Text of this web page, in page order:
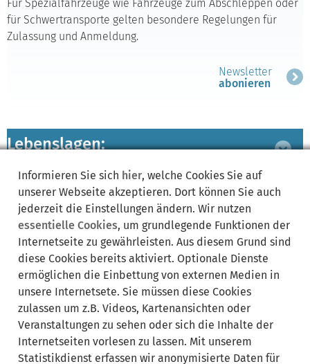
Für Spezialfahrzeuge wie Fahrzeuge zum Abschleppen oder
für Schwertransporte gelten besondere Regelungen für
Zulassung und Anmeldung.
Newsletter
abonieren
ausklappen
Lebenslagen:
Bereich
ausklappen
zugeordnete
Leistungen
Synonyme:
FahrradFernverkehrMobilitätÖPNVöffentlicher Nahverkehr
Informieren Sie sich hier, welche Cookies Sie auf
unserer Webseite akzeptieren. Dort können Sie auch
jederzeit die Einstellungen ändern. Wir nutzen
essentielle Cookies, um grundlegende Funktionen der
Internetseite zu gewährleisten. Aus diesem Grund sind
diese Cookies bereits aktiviert. Optionale Dienste
ermöglichen die Einbettung von externen Medien in
unsere Internetsete. Sie müssen diese Cookies
zulassen um z.B. Videos, Kartenansichten oder
Veranstaltungen zu sehen oder sich die Inhalte der
Internetseiten vorlesen zu lassen. Mit unserem
Statistikdienst erfassen wir anonymisierte Daten für